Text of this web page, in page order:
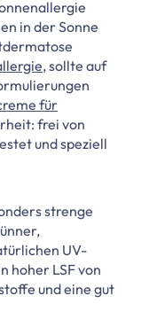
in der Sonne
, sollte auf
für
frei von
und speziell
strenge
UV-
hoher LSF von
und eine gut